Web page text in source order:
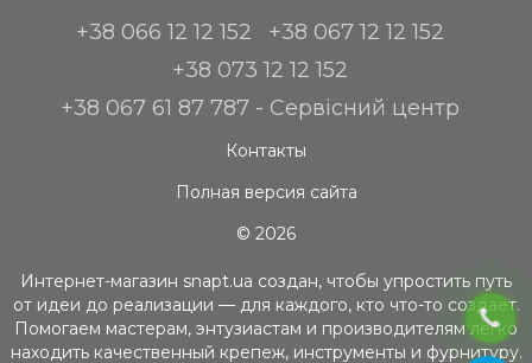
+38 066 12 12 152
+38 067 12 12 152
+38 073 12 12 152
+38 067 61 87 787 - Сервісний центр
Контакты
Полная версия сайта
© 2026
Интернет-магазин snapt.ua создан, чтобы упростить путь
от идеи до реализации — для каждого, кто что-то создает.
Помогаем мастерам, энтузиастам и производителям легко
находить качественный крепеж, инструменты и фурнитуру.